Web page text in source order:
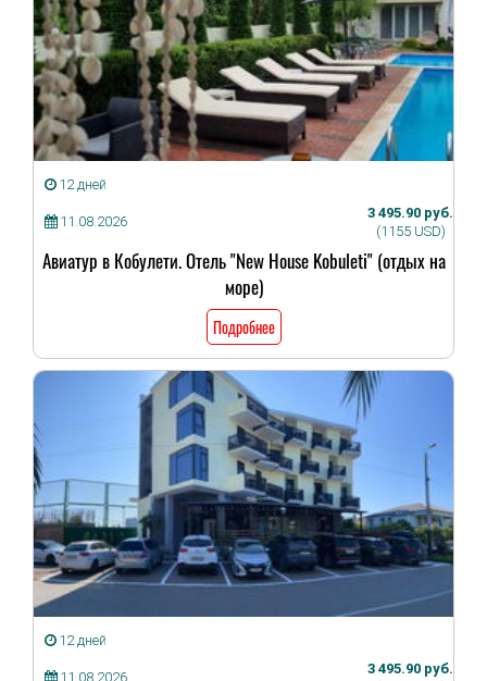
12 дней
11.08.2026
3 495.90 руб.
(1155 USD)
Авиатур в Кобулети. Отель "New House Kobuleti" (отдых на
море)
Подробнее
12 дней
11.08.2026
3 495.90 руб.